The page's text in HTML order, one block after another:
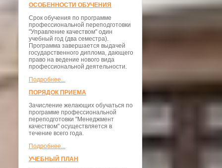
ОСОБЕННОСТИ ОБУЧЕНИЯ
Срок обучения по программе
профессиональной переподготовки
"Управление качеством" один
учебный год (два семестра).
Программа завершается выдачей
государственного диплома, дающего
право на ведение нового вида
профессиональной деятельности.
Подробнее...
ПОРЯДОК ПРИЕМА
Зачисление желающих обучаться по
программе профессиональной
переподготовки "Менеджмент
качеством" осуществляется в
течение всего года.
Подробнее...
УЧЕБНЫЙ ПЛАН